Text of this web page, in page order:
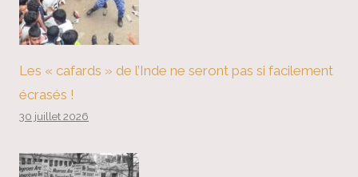
Les « cafards » de l’Inde ne seront pas si facilement
écrasés !
30 juillet 2026